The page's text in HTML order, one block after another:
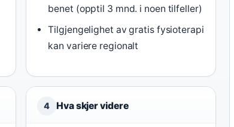
benet (opptil 3 mnd. i noen tilfeller)
Tilgjengelighet av gratis fysioterapi
kan variere regionalt
4 Hva skjer videre